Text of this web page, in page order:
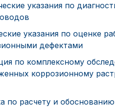
указания по
указания по оценке
дефектами
по комплексному
коррозионному
по расчету и